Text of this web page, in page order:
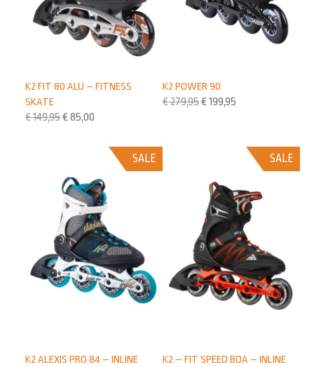
K2 POWER 90
€279,95€ 199,95
K2 FIT 80 ALU – FITNESS
SKATE
€149,95€ 85,00
SALE
K2 – FIT SPEED BOA – INLINE
SALE
K2 ALEXIS PRO 84 – INLINE